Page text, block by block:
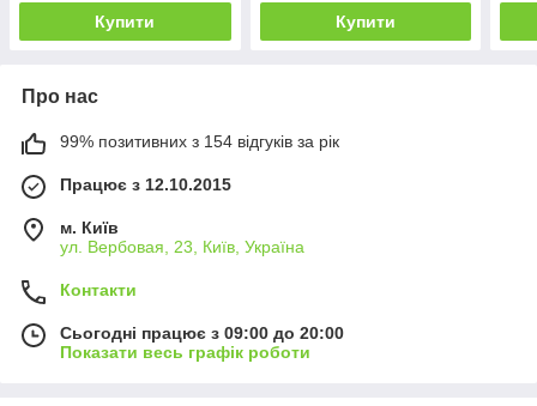
Купити Купити
Про нас
99% позитивних з 154 відгуків за рік
Працює з 12.10.2015
м. Київ
ул. Вербовая, 23, Київ, Україна
Контакти
Сьогодні працює з 09:00 до 20:00
Показати весь графік роботи